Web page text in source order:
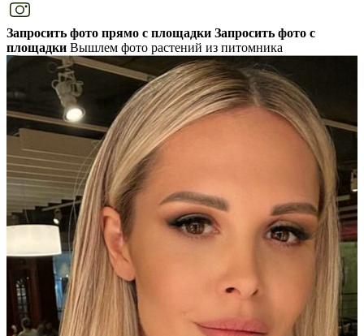
Запросить фото прямо с площадки Запросить фото с
площадки Вышлем фото растений из питомника